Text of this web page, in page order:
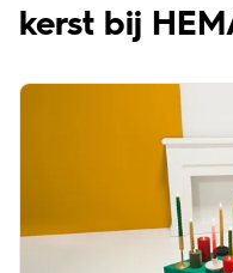
kerst bij